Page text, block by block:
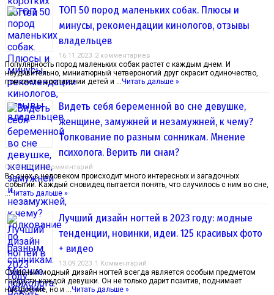
ТОП 50 пород маленьких собак. Плюсы и
минусы, рекомендации кинологов, отзывы
владельцев
16.11.2023 2 комментариев
Популярность пород маленьких собак растет с каждым днем. И
неудивительно, миниатюрный четвероногий друг скрасит одиночество,
поможет в воспитании детей и …Читать дальше »
Видеть себя беременной во сне девушке,
женщине, замужней и незамужней, к чему?
Толкование по разным сонникам. Мнение
психолога. Верить ли снам?
04.10.2023 1 Комментарий
Во снах с человеком происходит много интересных и загадочных
событий. Каждый сновидец пытается понять, что случилось с ним во сне,
…Читать дальше »
Лучший дизайн ногтей в 2023 году: модные
тенденции, новинки, идеи. 125 красивых фото
+ видео
13.09.2023 1 Комментарий
Стильный модный дизайн ногтей всегда является особым предметом
гордости каждой девушки. Он не только дарит позитив, поднимает
настроение, но и …Читать дальше »